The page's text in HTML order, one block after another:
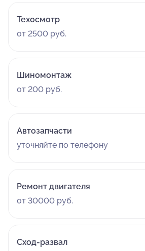
Техосмотр
от 2500 руб.
Шиномонтаж
от 200 руб.
Автозапчасти
уточняйте по телефону
Ремонт двигателя
от 30000 руб.
Сход-развал